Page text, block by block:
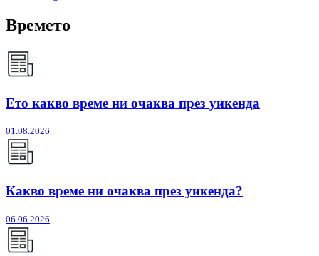
Времето
Ето какво време ни очаква през уикенда
01.08.2026
Какво време ни очаква през уикенда?
06.06.2026